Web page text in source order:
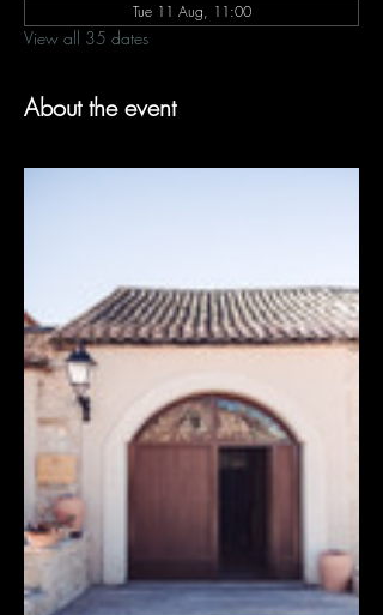
Tue 11 Aug, 11:00
View all 35 dates
About the event